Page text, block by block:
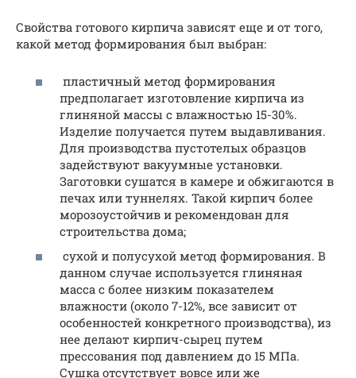
Свойства готового кирпича зависят еще и от того,
какой метод формирования был выбран:
пластичный метод формирования
предполагает изготовление кирпича из
глиняной массы с влажностью 15-30%.
Изделие получается путем выдавливания.
Для производства пустотелых образцов
задействуют вакуумные установки.
Заготовки сушатся в камере и обжигаются в
печах или туннелях. Такой кирпич более
морозоустойчив и рекомендован для
строительства дома;
сухой и полусухой метод формирования. В
данном случае используется глиняная
масса с более низким показателем
влажности (около 7-12%, все зависит от
особенностей конкретного производства), из
нее делают кирпич-сырец путем
прессования под давлением до 15 МПа.
Сушка отсутствует вовсе или же